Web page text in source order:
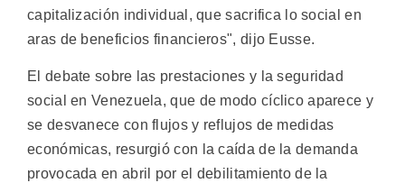
capitalización individual, que sacrifica lo social en
aras de beneficios financieros", dijo Eusse.
El debate sobre las prestaciones y la seguridad
social en Venezuela, que de modo cíclico aparece y
se desvanece con flujos y reflujos de medidas
económicas, resurgió con la caída de la demanda
provocada en abril por el debilitamiento de la